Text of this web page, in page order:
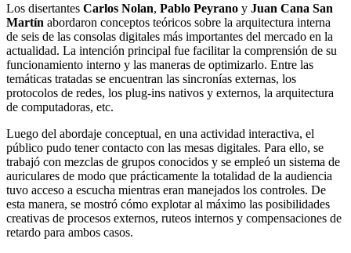
Los disertantes Carlos Nolan, Pablo Peyrano y Juan Cana San
Martín abordaron conceptos teóricos sobre la arquitectura interna
de seis de las consolas digitales más importantes del mercado en la
actualidad. La intención principal fue facilitar la comprensión de su
funcionamiento interno y las maneras de optimizarlo. Entre las
temáticas tratadas se encuentran las sincronías externas, los
protocolos de redes, los plug-ins nativos y externos, la arquitectura
de computadoras, etc.
Luego del abordaje conceptual, en una actividad interactiva, el
público pudo tener contacto con las mesas digitales. Para ello, se
trabajó con mezclas de grupos conocidos y se empleó un sistema de
auriculares de modo que prácticamente la totalidad de la audiencia
tuvo acceso a escucha mientras eran manejados los controles. De
esta manera, se mostró cómo explotar al máximo las posibilidades
creativas de procesos externos, ruteos internos y compensaciones de
retardo para ambos casos.